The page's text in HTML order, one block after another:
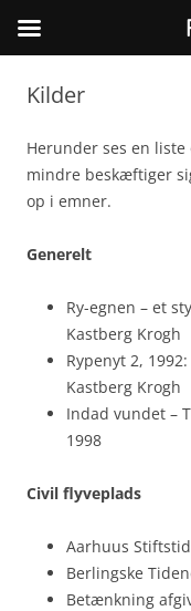
Hop
indhold
Kilder
Herunder ses en
mindre beskæftiger
op i emner.
Generelt
Ry-egnen – et
Kastberg Krogh
Rypenyt 2,
Kastberg Krogh
Indad vundet –
1998
Civil flyveplads
Aarhuus
Berlingske
Betænkning